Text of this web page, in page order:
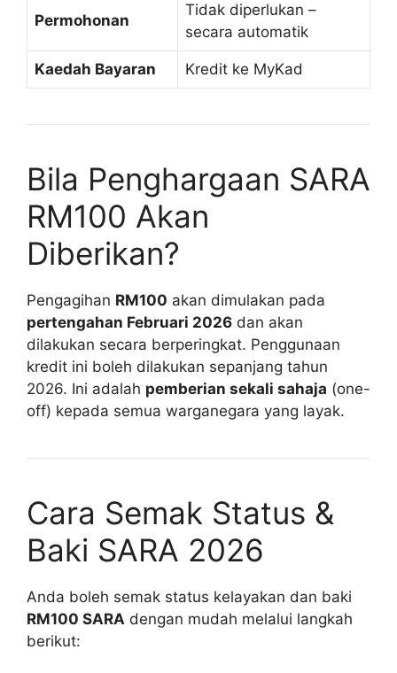
Permohonan
Tidak diperlukan –
secara automatik
Kaedah Bayaran Kredit ke MyKad
Bila Penghargaan SARA
RM100 Akan
Diberikan?
Pengagihan RM100 akan dimulakan pada
pertengahan Februari 2026 dan akan
dilakukan secara berperingkat. Penggunaan
kredit ini boleh dilakukan sepanjang tahun
2026. Ini adalah pemberian sekali sahaja (one-
off) kepada semua warganegara yang layak.
Cara Semak Status &
Baki SARA 2026
Anda boleh semak status kelayakan dan baki
RM100 SARA dengan mudah melalui langkah
berikut: